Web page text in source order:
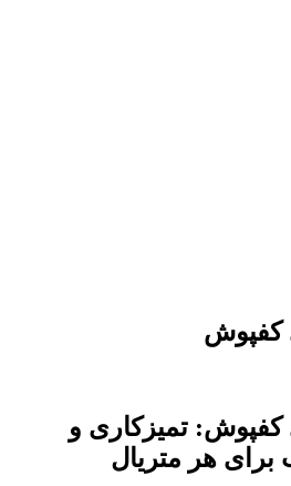
کفپوش
کفپوش: تمیزکاری و
هر متریال